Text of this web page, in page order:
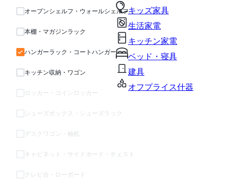
キッズ家具
生活家電
キッチン家電
ベッド・寝具
建具
オフプライス什器
オープンシェルフ・ウォールシェルフ・ラック
本棚・マガジンラック
ハンガーラック・コートハンガー
キッチン収納・ワゴン
ロッカー・コインロッカー
シューズボックス・シューズラック
デスクワゴン・袖机
キャビネット・サイドボード・チェスト
テレビ台・ローボード